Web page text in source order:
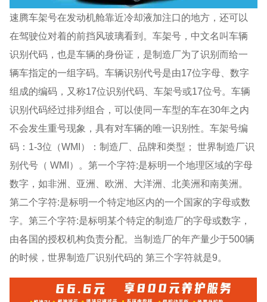
速腾车架号在发动机舱靠近冷却液加注口的地方，还可以
在驾驶位对着的前挡风玻璃看到。车架号，中文名叫车辆
识别代码，也是车辆的身份证，是制造厂为了识别而给一
辆车指定的一组字码。车辆识别代号是由17位字母、数字
组成的编码，又称17位识别代码、车架号或17位号。车辆
识别代码经过排列组合，可以使同一车型的车在30年之内
不会发生重号现象，具有对车辆的唯一识别性。车架号编
码：1-3位（WMI）：制造厂、品牌和类型； 世界制造厂识
别代号（ WMI）。第一个字符:是标明一个地理区域的字母
数字，如非洲、亚洲、欧洲、大洋洲、北美洲和南美洲。
第二个字符:是标明一个特定地区内的一个国家的字母或数
字。第三个字符:是标明某个特定的制造厂的字母或数字，
由各国的授权机构负责分配。当制造厂的年产量少于500辆
的时候，世界制造厂识别代码的 第三个字符就是9。